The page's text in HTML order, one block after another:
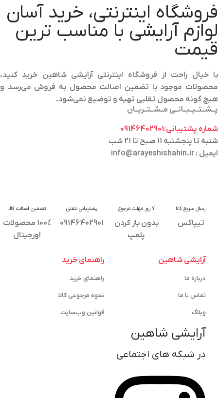
فروشگاه اینترنتی، خرید آسان
لوازم آرایشی با مناسب ترین
قیمت
با خیال راحت از فروشگاه اینترنتی آرایشی شاهین خرید کنید،
محصولات موجود با تضمین اصالت محصول به فروش می‌رسد و
هیچ گونه محصول تقلبی تهیه و توضیع نمی‌شود.
پــشــتــیــبــانــی مــشــتــریــان
شماره پشتیبانی:09146402901
شنبه تا پنجشنبه 11 صبح تا 21 شب
ایمیل : info@arayeshishahin.ir
ارسال سریع کالا
تیپاکس
7 روز مهلت مرجوع
بدون باز کردن
پلمپ
پشتیبانی تلفنی
09146402901
تضمین اصالت کالا
100% محصولات
اورجینال
آرایشی شاهین
درباره ما
تماس با ما
وبلاگ
آرایشی شاهین
در شبکه های اجتماعی
راهنمای خرید
راهنمای خرید
نحوه مرجوعی کالا
قوانین وب‌سایت